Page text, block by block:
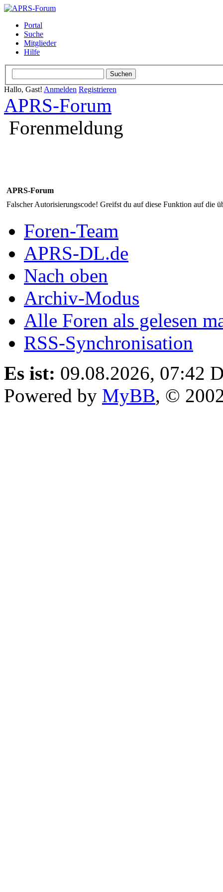
Portal
Suche
Mitglieder
Hilfe
Hallo, Gast! Anmelden Registrieren
APRS-Forum
Forenmeldung
APRS-Forum
Falscher Autorisierungscode! Greifst du auf diese Funktion auf die
Foren-Team
APRS-DL.de
Nach oben
Archiv-Modus
Alle Foren als gelesen
RSS-Synchronisation
Es ist: 09.08.2026, 07:42
Powered by MyBB, ©